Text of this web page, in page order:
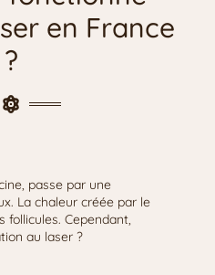
en France
?
passe par une
La chaleur créée par le
follicules. Cependant,
au laser ?